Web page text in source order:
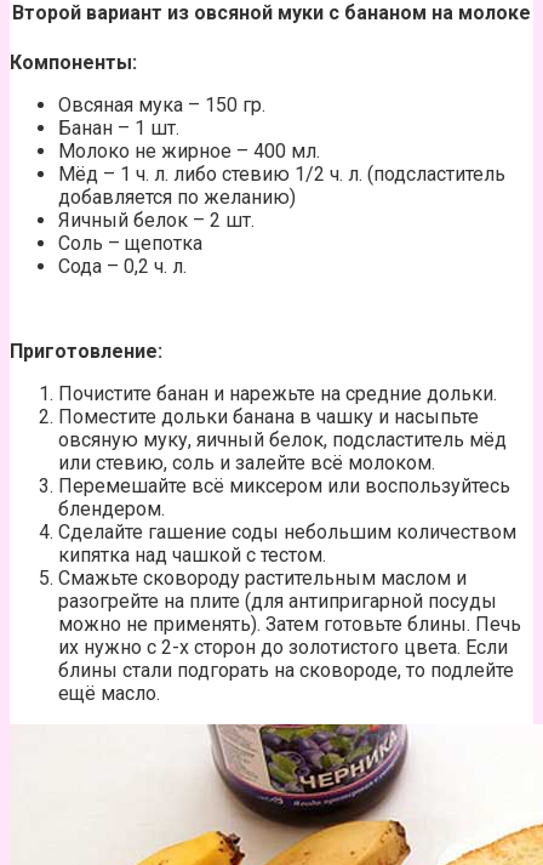
Второй вариант из овсяной муки с бананом на молоке
Компоненты:
Овсяная мука – 150 гр.
Банан – 1 шт.
Молоко не жирное – 400 мл.
Мёд – 1 ч. л. либо стевию 1/2 ч. л. (подсластитель
добавляется по желанию)
Яичный белок – 2 шт.
Соль – щепотка
Сода – 0,2 ч. л.
Приготовление:
Почистите банан и нарежьте на средние дольки.
Поместите дольки банана в чашку и насыпьте
овсяную муку, яичный белок, подсластитель мёд
или стевию, соль и залейте всё молоком.
Перемешайте всё миксером или воспользуйтесь
блендером.
Сделайте гашение соды небольшим количеством
кипятка над чашкой с тестом.
Смажьте сковороду растительным маслом и
разогрейте на плите (для антипригарной посуды
можно не применять). Затем готовьте блины. Печь
их нужно с 2-х сторон до золотистого цвета. Если
блины стали подгорать на сковороде, то подлейте
ещё масло.